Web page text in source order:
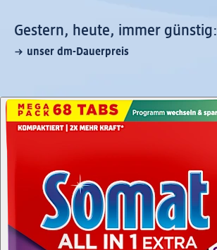
Gestern, heute, immer günstig:
unser dm-Dauerpreis